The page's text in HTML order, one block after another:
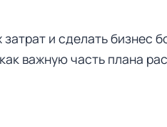
и сделать бизнес
важную часть плана